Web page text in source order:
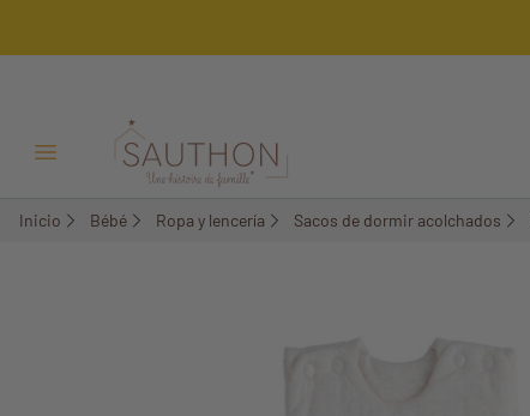
Menú Abrir/Cerrar
Inicio Bébé Ropa y lencería Sacos de dormir acolchados